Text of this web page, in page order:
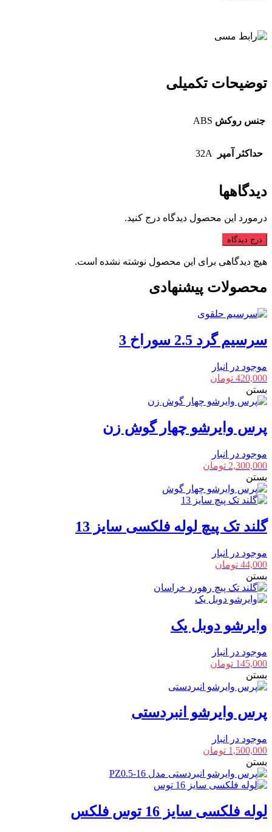
توضیحات تکمیلی
جنس روکش ABS
حداکثر آمپر 32A
دیدگاهها
درمورد این محصول دیدگاه درج کنید.
درج دیدگاه
هیچ دیدگاهی برای این محصول نوشته نشده است.
محصولات پیشنهادی
سرسیم گرد 2.5 سوراخ 3
موجود در انبار
420,000 تومان
بستن
پرس وایرشو چهار گوش زن
موجود در انبار
2,300,000 تومان
بستن
گلند تک پیچ لوله فلکسی سایز 13
موجود در انبار
44,000 تومان
بستن
وایرشو دوبل یک
موجود در انبار
145,000 تومان
بستن
پرس وایرشو انبردستی
موجود در انبار
1,500,000 تومان
بستن
لوله فلکسی سایز 16 توس فلکس